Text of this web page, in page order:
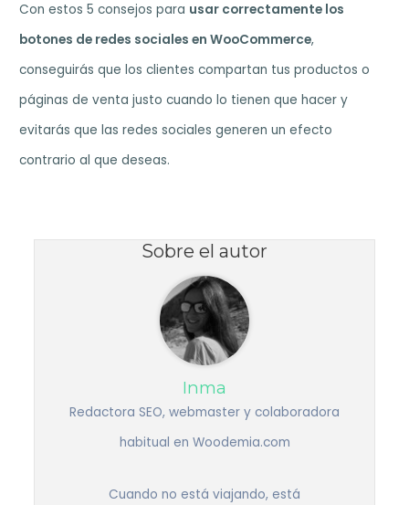
Con estos 5 consejos para usar correctamente los
botones de redes sociales en WooCommerce,
conseguirás que los clientes compartan tus productos o
páginas de venta justo cuando lo tienen que hacer y
evitarás que las redes sociales generen un efecto
contrario al que deseas.
Sobre el autor
Inma
Redactora SEO, webmaster y colaboradora
habitual en Woodemia.com
Cuando no está viajando, está